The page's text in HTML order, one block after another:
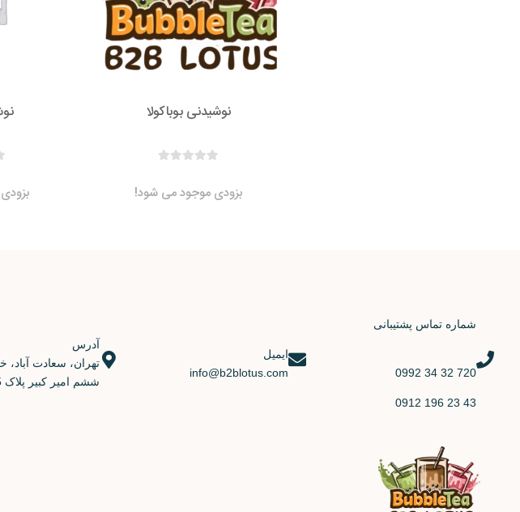
نوشیدنی بوباکولا
بزودی موجود می شود!
شماره تماس پشتیبانی
720 32 34 0992
43 23 196 0912
ایمیل
info@b2blotus.com
آدرس
تهران، سعادت آباد،
ششم امیر کبیر پلاک 145